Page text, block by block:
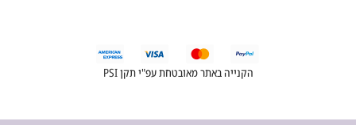
הקנייה באתר מאובטחת עפ"י תקן PSI